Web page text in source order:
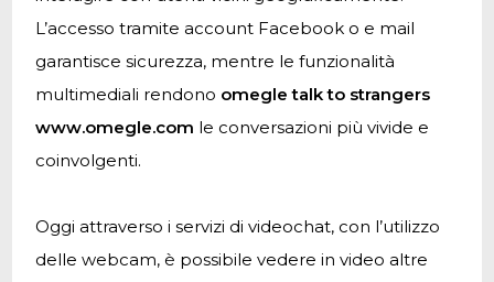
L’accesso tramite account Facebook o e mail
garantisce sicurezza, mentre le funzionalità
multimediali rendono omegle talk to strangers
www.omegle.com le conversazioni più vivide e
coinvolgenti.
Oggi attraverso i servizi di videochat, con l’utilizzo
delle webcam, è possibile vedere in video altre